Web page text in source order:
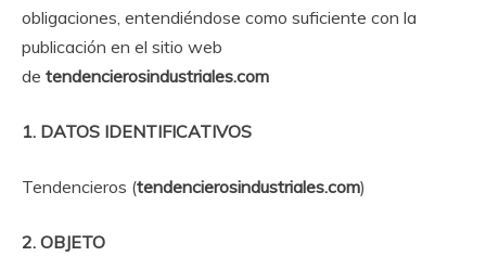
obligaciones, entendiéndose como suficiente con la
publicación en el sitio web
de tendencierosindustriales.com
1. DATOS IDENTIFICATIVOS
Tendencieros (tendencierosindustriales.com)
2. OBJETO